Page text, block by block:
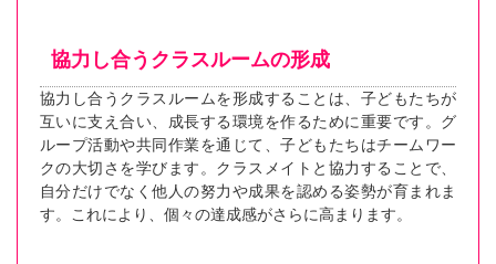
協力し合うクラスルームの形成
協力し合うクラスルームを形成することは、子どもたちが
互いに支え合い、成長する環境を作るために重要です。グ
ループ活動や共同作業を通じて、子どもたちはチームワー
クの大切さを学びます。クラスメイトと協力することで、
自分だけでなく他人の努力や成果を認める姿勢が育まれま
す。これにより、個々の達成感がさらに高まります。